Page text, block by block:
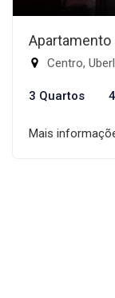
Apartamento
Centro,
3 Quartos
Mais